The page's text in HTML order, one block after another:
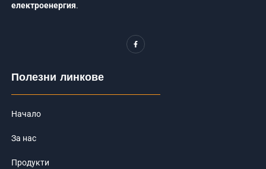
електроенергия.
F
a
c
f
Полезни линкове
Начало
За нас
Продукти